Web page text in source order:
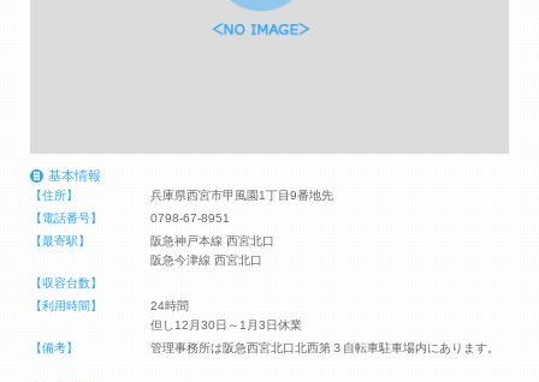
基本情報
【住所】
兵庫県西宮市甲風園1丁目9番地先
【電話番号】
0798-67-8951
【最寄駅】
阪急神戸本線 西宮北口
阪急今津線 西宮北口
【収容台数】
【利用時間】
24時間
但し12月30日～1月3日休業
【備考】
管理事務所は阪急西宮北口北西第３自転車駐車場内にあります。